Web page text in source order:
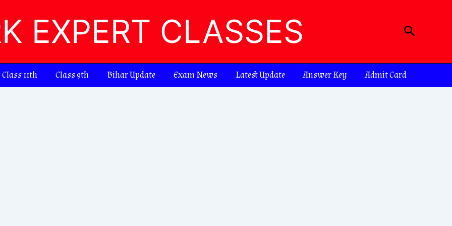
EXPERT CLASSES Search
Class 11th Class 9th Bihar Update Exam News Latest Update Answer Key Admit Card